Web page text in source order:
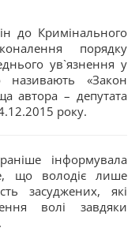
до Кримінального
порядку
ув`язнення у
«Закон
автора – депутата
року.
інформувала
що володіє лише
засуджених, які
волі завдяки